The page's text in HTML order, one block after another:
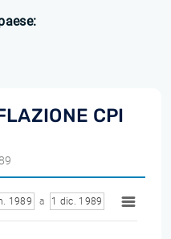
CPI
1989 a 1 dic. 1989